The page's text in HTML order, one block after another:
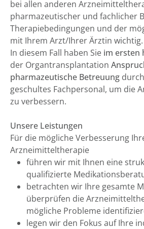
bei allen anderen
pharmazeutischer und fachlicher
Therapiebedingungen und der
mit Ihrem Arzt/Ihrer Ärztin wichtig.
In diesem Fall haben Sie im ersten
der Organtransplantation
pharmazeutische Betreuung
geschultes Fachpersonal, um die
zu verbessern.
Unsere Leistungen
Für die mögliche Verbesserung
Arzneimitteltherapie
führen wir mit Ihnen eine
qualifizierte
betrachten wir Ihre gesamte
überprüfen die
mögliche Probleme
legen wir den Fokus auf Ihre